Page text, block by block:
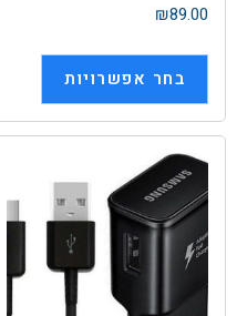
₪89.00
בחר אפשרויות